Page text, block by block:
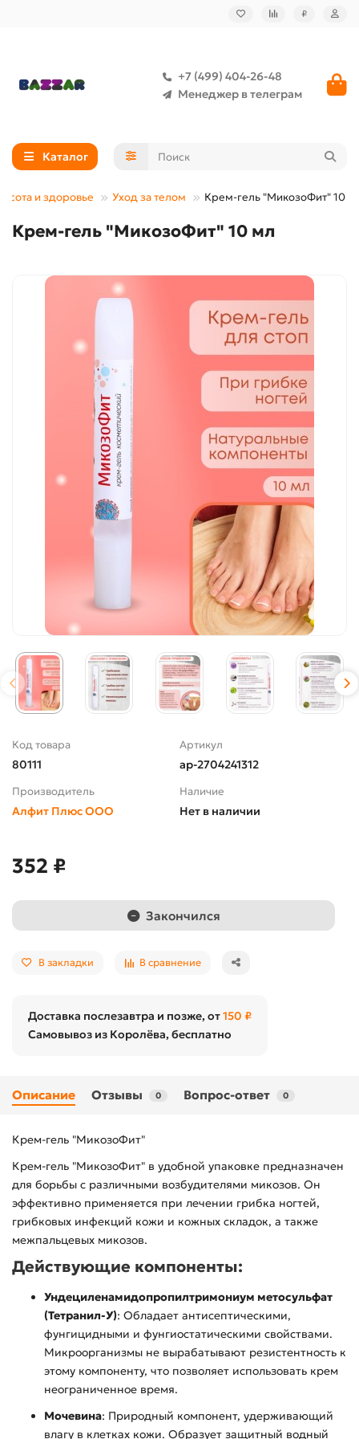
₽
+7 (499) 404-26-48
Менеджер в телеграм
Каталог
и здоровье Уход за телом Крем-гель "МикозоФит" 10
Крем-гель "МикозоФит" 10 мл
Код товара
80111
Артикул
ap-2704241312
Производитель
Алфит Плюс ООО
Наличие
Нет в наличии
352 ₽
Закончился
В закладки В сравнение
Доставка послезавтра и позже, от150 ₽
Самовывоз из Королёва, бесплатно
Описание Отзывы 0 Вопрос-ответ 0
Крем-гель "МикозоФит"
Крем-гель "МикозоФит" в удобной упаковке предназначен
для борьбы с различными возбудителями микозов. Он
эффективно применяется при лечении грибка ногтей,
грибковых инфекций кожи и кожных складок, а также
межпальцевых микозов.
Действующие компоненты:
Ундециленамидопропилтримониум метосульфат
(Тетранил-У): Обладает антисептическими,
фунгицидными и фунгиостатическими свойствами.
Микроорганизмы не вырабатывают резистентность к
этому компоненту, что позволяет использовать крем
неограниченное время.
Мочевина: Природный компонент, удерживающий
влагу в клетках кожи. Образует защитный водный